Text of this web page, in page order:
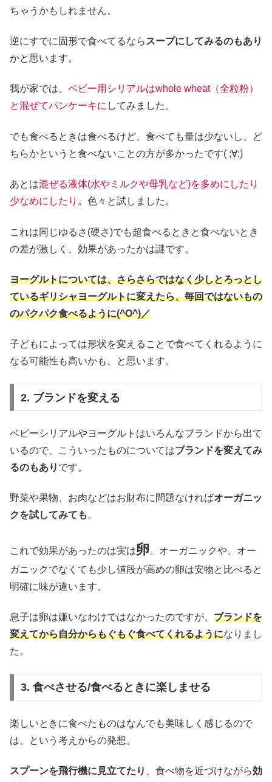
ちゃうかもしれません。
逆にすでに固形で食べてるなら スープにしてみるのもあり
かと思います。
我が家では、 ベビー用シリアルはwhole wheat（全粒粉）
と混ぜてパンケーキに してみました。
でも食べるときは食べるけど、食べても量は少ないし、ど
ちらかというと食べないことの方が多かったです( ;∀;)
あとは混ぜる液体(水やミルクや母乳など)を多めにしたり
少なめにしたり 。色々と試しました。
これは同じゆるさ(硬さ)でも超食べるときと食べないとき
の差が激しく、効果があったかは謎です。
ヨーグルトについては、さらさらではなく少しとろっとし
ているギリシャヨーグルトに変えたら、毎回ではないもの
のパクパク食べるように(^O^)／
子どもによっては形状を変えることで食べてくれるように
なる可能性も高いかも、と思います。
2. ブランドを変える
ベビーシリアルやヨーグルトはいろんなブランドから出て
いるので、こういったものについてはブランドを変えてみ
るのもあり です。
野菜や果物、お肉などはお財布に問題なければオーガニッ
クを試してみても。
これで効果があったのは実は卵。オーガニックや、オー
ガニックでなくても少し値段が高めの卵は安物と比べると
明確に味が違います。
息子は卵は嫌いなわけではなかったのですが、 ブランドを
変えてから自分からもぐもぐ食べてくれるようになりまし
た。
3. 食べさせる/食べるときに楽しませる
楽しいときに食べたものはなんでも美味しく感じるので
は、という考えからの発想。
スプーンを飛行機に見立てたり 、食べ物を近づけながら効